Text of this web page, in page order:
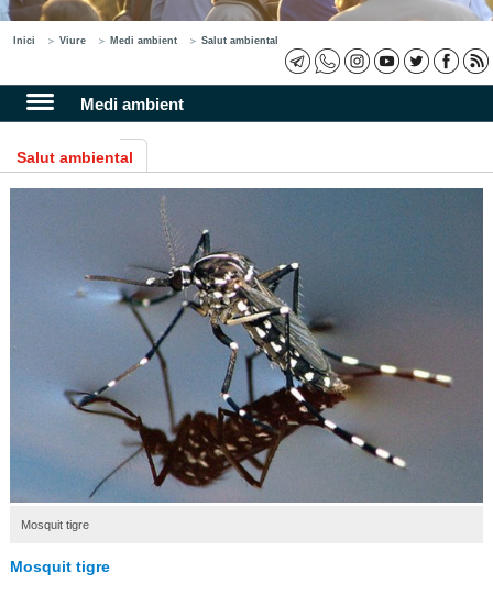
Inici Viure Medi ambient Salut ambiental
Medi ambient
Salut ambiental
Mosquit tigre
Mosquit tigre